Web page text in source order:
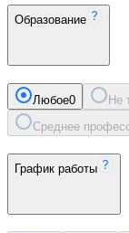
Образование
Любое0 Не
Среднее
График работы